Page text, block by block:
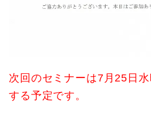
次回のセミナーは7月25日
する予定です。